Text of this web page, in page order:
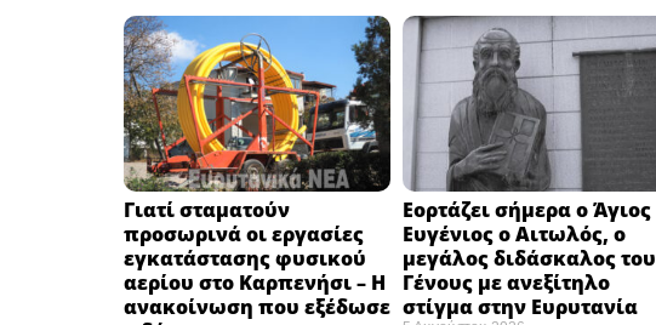
Γιατί σταματούν
προσωρινά οι εργασίες
εγκατάστασης φυσικού
αερίου στο Καρπενήσι – Η
ανακοίνωση που εξέδωσε
Εορτάζει σήμερα ο Άγιος
Ευγένιος ο Αιτωλός, ο
μεγάλος διδάσκαλος του
Γένους με ανεξίτηλο
στίγμα στην Ευρυτανία